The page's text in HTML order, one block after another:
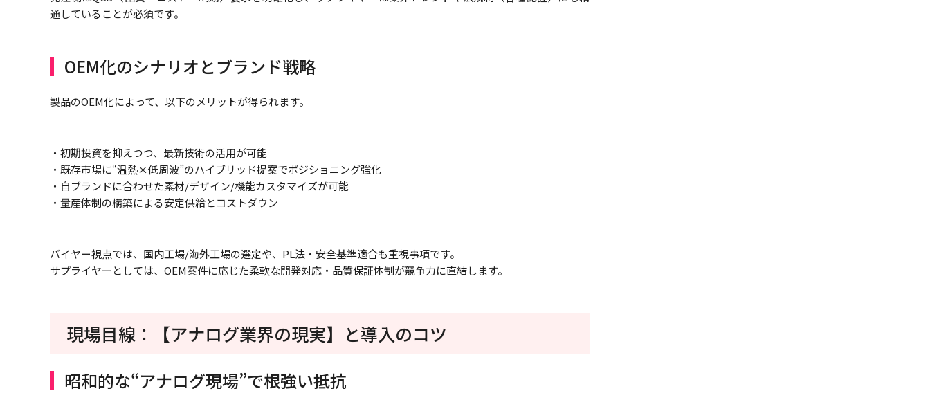
通していることが必須です。
OEM化のシナリオとブランド戦略
製品のOEM化によって、以下のメリットが得られます。
・初期投資を抑えつつ、最新技術の活用が可能
・既存市場に“温熱×低周波”のハイブリッド提案でポジショニング強化
・自ブランドに合わせた素材/デザイン/機能カスタマイズが可能
・量産体制の構築による安定供給とコストダウン
バイヤー視点では、国内工場/海外工場の選定や、PL法・安全基準適合も重視事項です。
サプライヤーとしては、OEM案件に応じた柔軟な開発対応・品質保証体制が競争力に直結します。
現場目線：【アナログ業界の現実】と導入のコツ
昭和的な“アナログ現場”で根強い抵抗